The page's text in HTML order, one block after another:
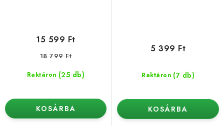
Raktáron (25 db)
15 599 Ft
18 799 Ft
KOSÁRBA
Raktáron (7 db)
5 399 Ft
KOSÁRBA